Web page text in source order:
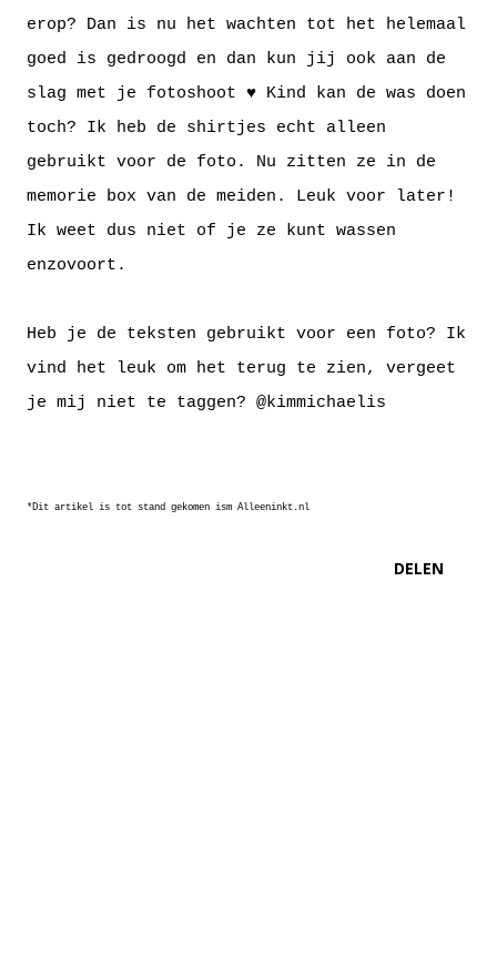
erop? Dan is nu het wachten tot het helemaal
goed is gedroogd en dan kun jij ook aan de
slag met je fotoshoot ♥ Kind kan de was doen
toch? Ik heb de shirtjes echt alleen
gebruikt voor de foto. Nu zitten ze in de
memorie box van de meiden. Leuk voor later!
Ik weet dus niet of je ze kunt wassen
enzovoort.
Heb je de teksten gebruikt voor een foto? Ik
vind het leuk om het terug te zien, vergeet
je mij niet te taggen? @kimmichaelis
*Dit artikel is tot stand gekomen ism Alleeninkt.nl
DELEN